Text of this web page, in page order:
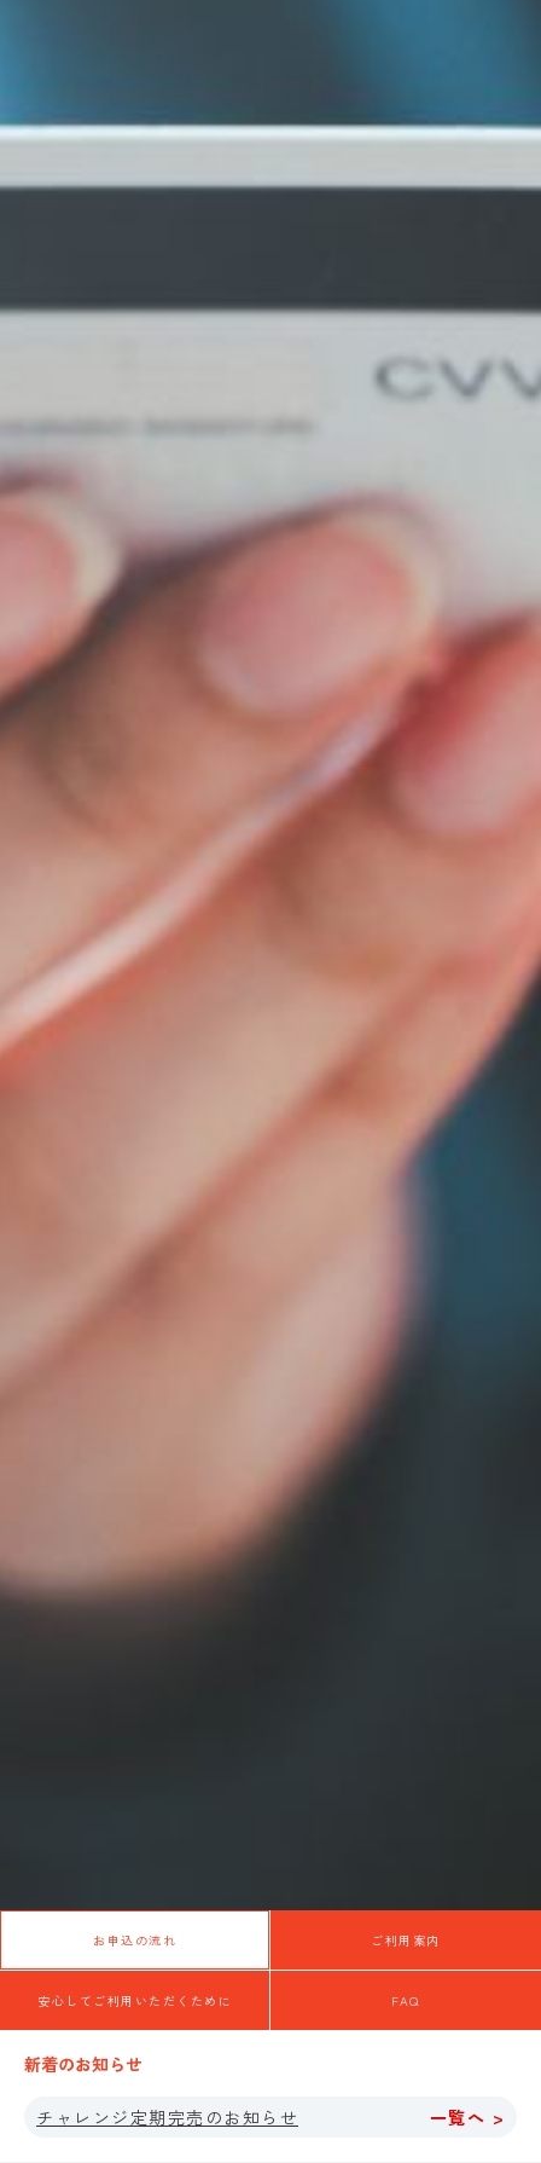
お申込の流れ ご利用案内
安心してご利用いただくために FAQ
新着のお知らせ
チャレンジ定期完売のお知らせ 一覧へ >